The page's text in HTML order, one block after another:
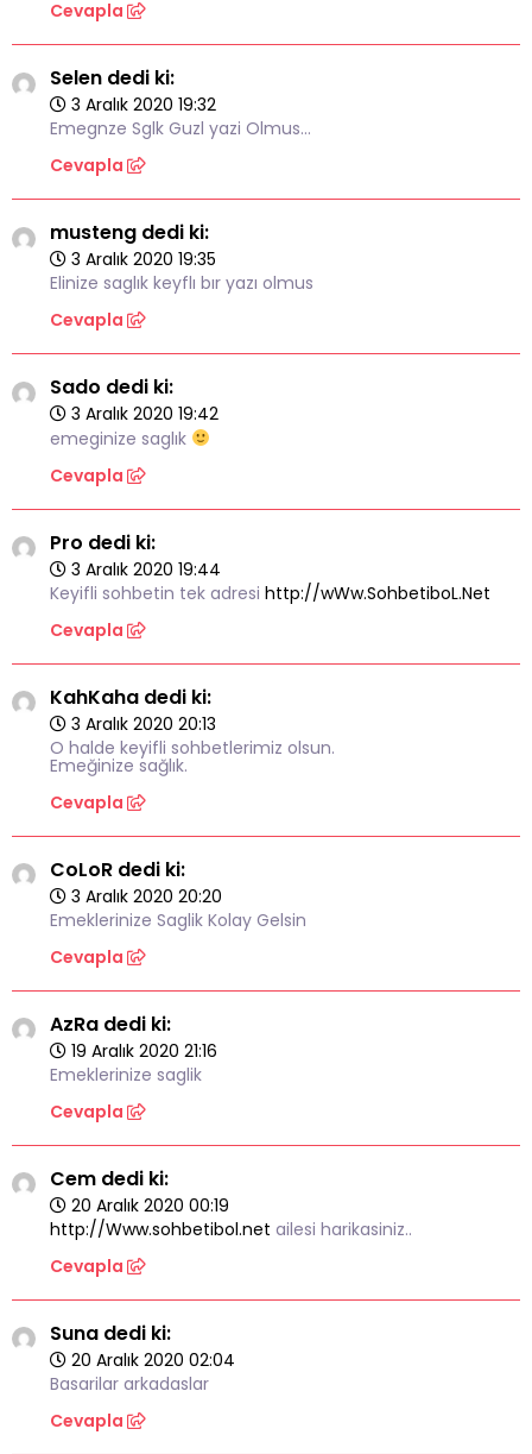
Cevapla
Selen dedi ki:
3 Aralık 2020 19:32
Emegnze Sglk Guzl yazi Olmus…
Cevapla
musteng dedi ki:
3 Aralık 2020 19:35
Elinize saglık keyflı bır yazı olmus
Cevapla
Sado dedi ki:
3 Aralık 2020 19:42
emeginize saglık
Cevapla
Pro dedi ki:
3 Aralık 2020 19:44
Keyifli sohbetin tek adresi http://wWw.SohbetiboL.Net
Cevapla
KahKaha dedi ki:
3 Aralık 2020 20:13
O halde keyifli sohbetlerimiz olsun.
Emeğinize sağlık.
Cevapla
CoLoR dedi ki:
3 Aralık 2020 20:20
Emeklerinize Saglik Kolay Gelsin
Cevapla
AzRa dedi ki:
19 Aralık 2020 21:16
Emeklerinize saglik
Cevapla
Cem dedi ki:
20 Aralık 2020 00:19
http://Www.sohbetibol.net ailesi harikasiniz..
Cevapla
Suna dedi ki:
20 Aralık 2020 02:04
Basarilar arkadaslar
Cevapla